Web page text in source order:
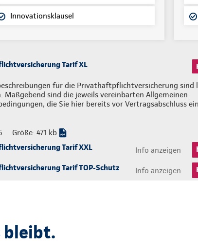
Innovationsklausel
Tarif XL
für die Privathaftpflichtversicherung sind
Maßgebend sind die jeweils vereinbarten Allgemeinen
die Sie hier bereits vor Vertragsabschluss
Größe: 471 kb
Tarif XXL
Info anzeigen
Tarif TOP-Schutz
Info anzeigen
bleibt.